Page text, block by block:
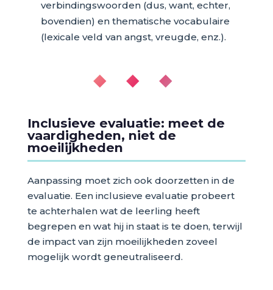
verbindingswoorden (dus, want, echter,
bovendien) en thematische vocabulaire
(lexicale veld van angst, vreugde, enz.).
◆ ◆ ◆
Inclusieve evaluatie: meet de
vaardigheden, niet de
moeilijkheden
Aanpassing moet zich ook doorzetten in de
evaluatie. Een inclusieve evaluatie probeert
te achterhalen wat de leerling heeft
begrepen en wat hij in staat is te doen, terwijl
de impact van zijn moeilijkheden zoveel
mogelijk wordt geneutraliseerd.